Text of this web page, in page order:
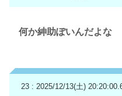
何か紳助ぽいんだよな
23 : 2025/12/13(土)